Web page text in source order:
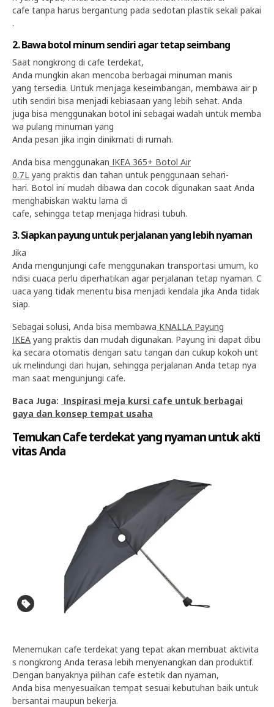
cafe tanpa harus bergantung pada sedotan plastik sekali pakai
.
2. Bawa botol minum sendiri agar tetap seimbang
Saat nongkrong di cafe terdekat,
Anda mungkin akan mencoba berbagai minuman manis
yang tersedia. Untuk menjaga keseimbangan, membawa air p
utih sendiri bisa menjadi kebiasaan yang lebih sehat. Anda
juga bisa menggunakan botol ini sebagai wadah untuk memba
wa pulang minuman yang
Anda pesan jika ingin dinikmati di rumah.
Anda bisa menggunakan IKEA 365+ Botol Air
0.7L yang praktis dan tahan untuk penggunaan sehari-
hari. Botol ini mudah dibawa dan cocok digunakan saat Anda
menghabiskan waktu lama di
cafe, sehingga tetap menjaga hidrasi tubuh.
3. Siapkan payung untuk perjalanan yang lebih nyaman
Jika
Anda mengunjungi cafe menggunakan transportasi umum, ko
ndisi cuaca perlu diperhatikan agar perjalanan tetap nyaman. C
uaca yang tidak menentu bisa menjadi kendala jika Anda tidak
siap.
Sebagai solusi, Anda bisa membawa KNALLA Payung
IKEA yang praktis dan mudah digunakan. Payung ini dapat dibu
ka secara otomatis dengan satu tangan dan cukup kokoh unt
uk melindungi dari hujan, sehingga perjalanan Anda tetap nya
man saat mengunjungi cafe.
Baca Juga: Inspirasi meja kursi cafe untuk berbagai
gaya dan konsep tempat usaha
Temukan Cafe terdekat yang nyaman untuk akti
vitas Anda
Menemukan cafe terdekat yang tepat akan membuat aktivita
s nongkrong Anda terasa lebih menyenangkan dan produktif.
Dengan banyaknya pilihan cafe estetik dan nyaman,
Anda bisa menyesuaikan tempat sesuai kebutuhan baik untuk
bersantai maupun bekerja.